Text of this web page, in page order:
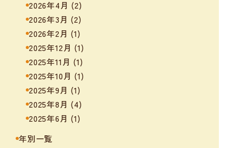
2026年4月 (2)
2026年3月 (2)
2026年2月 (1)
2025年12月 (1)
2025年11月 (1)
2025年10月 (1)
2025年9月 (1)
2025年8月 (4)
2025年6月 (1)
年別一覧